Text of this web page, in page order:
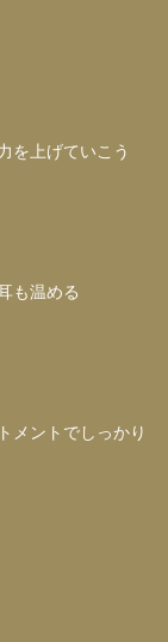
を上げていこう
も温める
メントでしっかり